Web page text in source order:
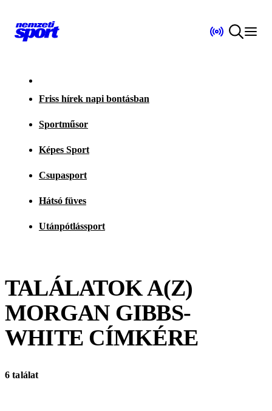
Friss hírek napi bontásban
Sportműsor
Képes Sport
Csupasport
Hátsó füves
Utánpótlássport
TALÁLATOK A(Z)
MORGAN GIBBS-
WHITE CÍMKÉRE
6 találat